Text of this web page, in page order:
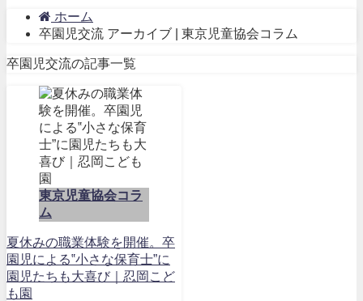
ホーム
卒園児交流 アーカイブ | 東京児童協会コラム
卒園児交流の記事一覧
東京児童協会コラ
ム
夏休みの職業体験を開催。卒
園児による‟小さな保育士”に
園児たちも大喜び｜忍岡こど
も園